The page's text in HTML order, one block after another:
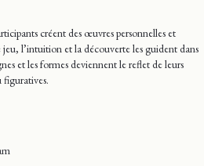
créent des œuvres personnelles et
jeu, l’intuition et la découverte les guident dans
et les formes deviennent le reflet de leurs
figuratives.